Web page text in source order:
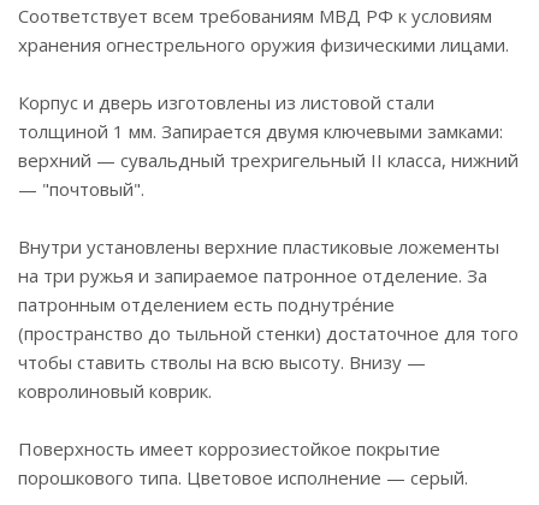
Соответствует всем требованиям МВД РФ к условиям
хранения огнестрельного оружия физическими лицами.
Корпус и дверь изготовлены из листовой стали
толщиной 1 мм. Запирается двумя ключевыми замками:
верхний — сувальдный трехригельный II класса, нижний
— "почтовый".
Внутри установлены верхние пластиковые ложементы
на три ружья и запираемое патронное отделение. За
патронным отделением есть поднутре́ние
(пространство до тыльной стенки) достаточное для того
чтобы ставить стволы на всю высоту. Внизу —
ковролиновый коврик.
Поверхность имеет коррозиестойкое покрытие
порошкового типа. Цветовое исполнение — серый.